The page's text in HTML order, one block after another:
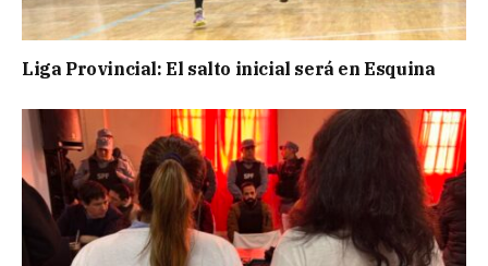
Liga Provincial: El salto inicial será en Esquina